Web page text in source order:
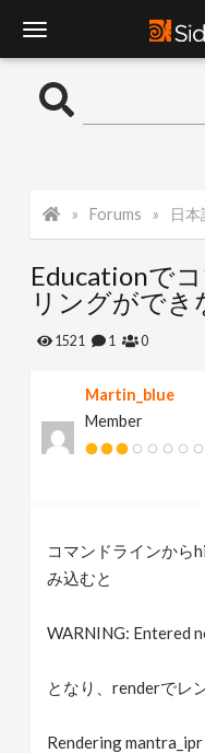
o
l
e
Forums 日本語
Educationで
リングができ
1521 1 0
Martin_blue
Member
コマンドラインから
み込むと
WARNING: Entered
となり、renderでレ
Rendering mantra_ipr